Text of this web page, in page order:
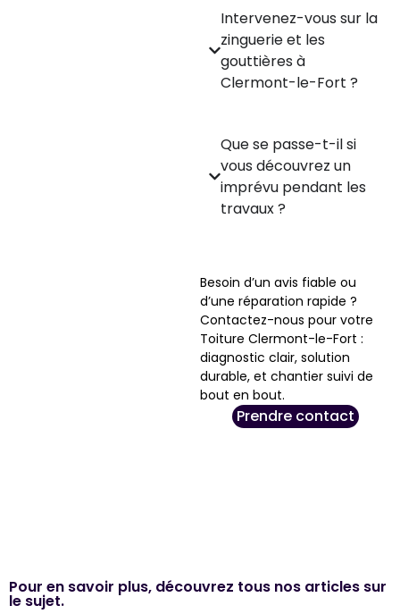
Intervenez-vous sur la
zinguerie et les
gouttières à
Clermont-le-Fort ?
Que se passe-t-il si
vous découvrez un
imprévu pendant les
travaux ?
Besoin d’un avis fiable ou
d’une réparation rapide ?
Contactez-nous pour votre
Toiture Clermont-le-Fort :
diagnostic clair, solution
durable, et chantier suivi de
bout en bout.
Prendre contact
Pour en savoir plus, découvrez tous nos articles sur
le sujet.